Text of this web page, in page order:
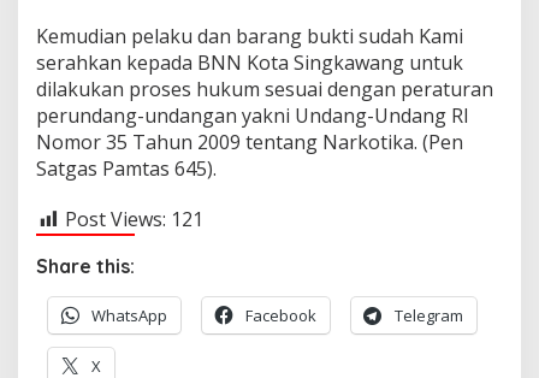
.
Kemudian pelaku dan barang bukti sudah Kami
serahkan kepada BNN Kota Singkawang untuk
dilakukan proses hukum sesuai dengan peraturan
perundang-undangan yakni Undang-Undang RI
Nomor 35 Tahun 2009 tentang Narkotika. (Pen
Satgas Pamtas 645).
Post Views: 121
Share this:
WhatsApp Facebook Telegram
X